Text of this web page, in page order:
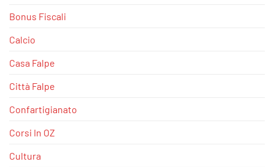
Bonus Fiscali
Calcio
Casa Falpe
Città Falpe
Confartigianato
Corsi In OZ
Cultura